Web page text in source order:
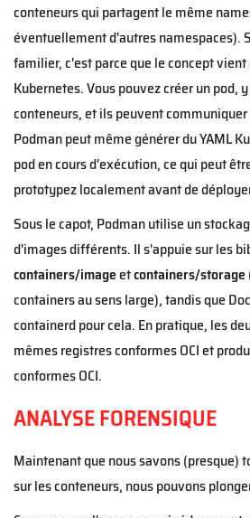
conteneurs qui partagent le même
éventuellement d'autres namespaces).
familier, c'est parce que le concept
Kubernetes. Vous pouvez créer un pod,
conteneurs, et ils peuvent
Podman peut même générer du YAML
pod en cours d'exécution, ce qui peut
prototypez localement avant de
Sous le capot, Podman utilise un
d'images différents. Il s'appuie sur les
containers/imageetcontainers/storage
containers au sens large), tandis que
containerd pour cela. En pratique, les
mêmes registres conformes OCI et
conformes OCI.
ANALYSE FORENSIQUE
Maintenant que nous savons (presque)
sur les conteneurs, nous pouvons